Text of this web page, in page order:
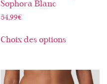
Sophora Blanc
54,99€
Choix des options